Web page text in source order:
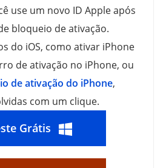
use um novo ID Apple após
bloqueio de ativação.
do iOS, como ativar iPhone
de ativação no iPhone, ou
de ativação do iPhone,
com um clique.
Grátis